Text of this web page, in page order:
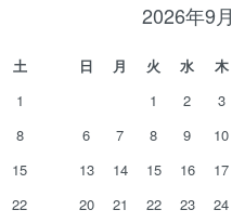
土
1
8
15
22
2026年9月
日 月 火 水 木
1
2 3
6
7 8 9 10
13
14 15 16 17
20
21 22 23 24